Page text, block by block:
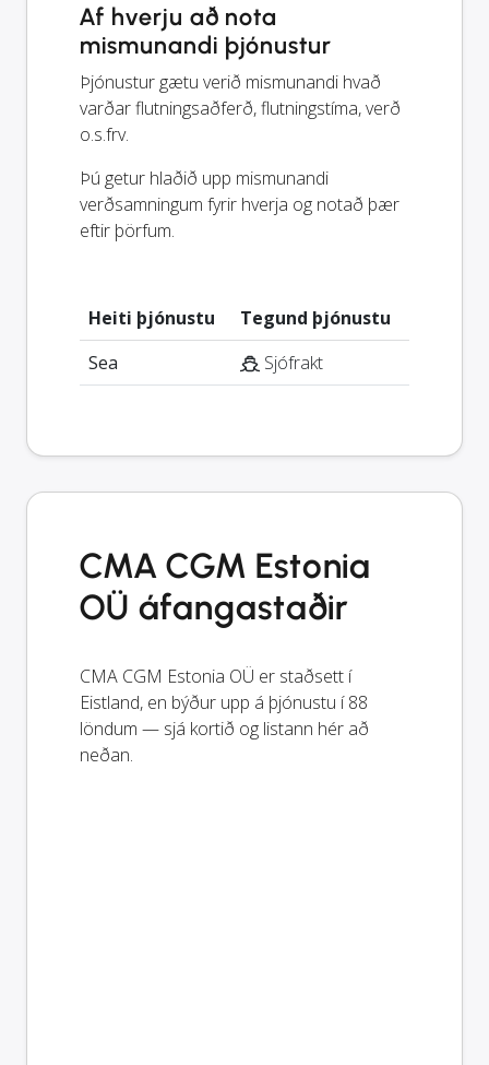
Af hverju að nota
mismunandi þjónustur
Þjónustur gætu verið mismunandi hvað
varðar flutningsaðferð, flutningstíma, verð
o.s.frv.
Þú getur hlaðið upp mismunandi
verðsamningum fyrir hverja og notað þær
eftir þörfum.
Heiti þjónustu
Tegund þjónustu
Sea
Sjófrakt
CMA CGM Estonia
OÜ áfangastaðir
CMA CGM Estonia OÜ er staðsett í
Eistland, en býður upp á þjónustu í 88
löndum — sjá kortið og listann hér að
neðan.